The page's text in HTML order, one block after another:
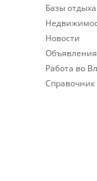
Базы отдыха
Новости
Объявления
Работа во